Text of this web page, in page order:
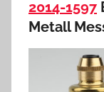
2014-1597
Metall